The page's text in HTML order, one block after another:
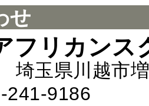
せ
フリカンス
埼玉県川越市
241-